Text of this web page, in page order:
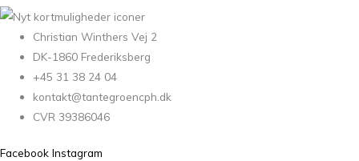
Christian Winthers Vej 2
DK-1860 Frederiksberg
+45 31 38 24 04
kontakt@tantegroencph.dk
CVR 39386046
Facebook Instagram